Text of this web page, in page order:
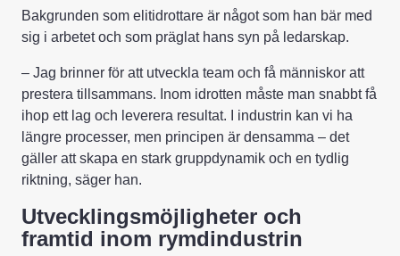
Bakgrunden som elitidrottare är något som han bär med
sig i arbetet och som präglat hans syn på ledarskap.
– Jag brinner för att utveckla team och få människor att
prestera tillsammans. Inom idrotten måste man snabbt få
ihop ett lag och leverera resultat. I industrin kan vi ha
längre processer, men principen är densamma – det
gäller att skapa en stark gruppdynamik och en tydlig
riktning, säger han.
Utvecklingsmöjligheter och
framtid inom rymdindustrin